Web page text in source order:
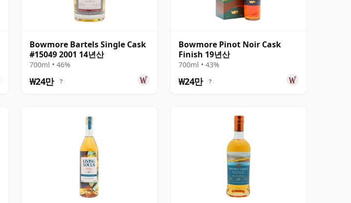
Bowmore Bartels Single Cask
#15049 2001 14년산
700ml • 46%
₩24만 ?
Bowmore Pinot Noir Cask
Finish 19년산
700ml • 43%
₩24만 ?